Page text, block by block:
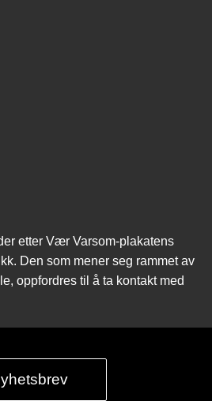
etter Vær Varsom-plakatens
Den som mener seg rammet av
oppfordres til å ta kontakt med